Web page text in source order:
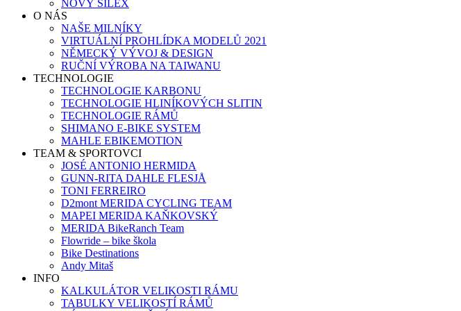
NOVÝ SILEX
O NÁS
NAŠE MILNÍKY
VIRTUÁLNÍ PROHLÍDKA MODELŮ 2021
NĚMECKÝ VÝVOJ & DESIGN
RUČNÍ VÝROBA NA TAIWANU
TECHNOLOGIE
TECHNOLOGIE KARBONU
TECHNOLOGIE HLINÍKOVÝCH SLITIN
TECHNOLOGIE RÁMŮ
SHIMANO E-BIKE SYSTEM
MAHLE EBIKEMOTION
TEAM & SPORTOVCI
JOSÉ ANTONIO HERMIDA
GUNN-RITA DAHLE FLESJÅ
TONI FERREIRO
D2mont MERIDA CYCLING TEAM
MAPEI MERIDA KAŇKOVSKÝ
MERIDA BikeRanch Team
Flowride – bike škola
Bike Destinations
Andy Mitaš
INFO
KALKULÁTOR VELIKOSTI RÁMU
TABULKY VELIKOSTÍ RÁMŮ